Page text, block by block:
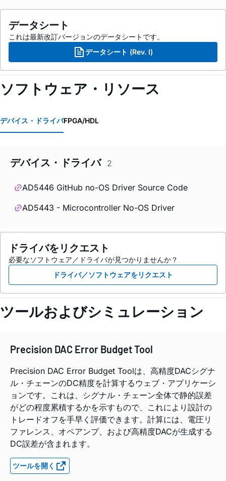
データシート
これは最新改訂バージョンのデータシートです。
データシート (Rev. I)
ソフトウェア・リソース
デバイス・ドライバFPGA/HDL
デバイス・ドライバ 2
AD5446 GitHub no-OS Driver Source Code
AD5443 - Microcontroller No-OS Driver
ドライバをリクエスト
必要なソフトウェア／ドライバが見つかりませんか？
ドライバ／ソフトウェアをリクエスト
ツールおよびシミュレーション
Precision DAC Error Budget Tool
Precision DAC Error Budget Toolは、高精度DACシグナ
ル・チェーンのDC精度を計算するウェブ・アプリケーシ
ョンです。これは、シグナル・チェーン全体で静的誤差
がどの程度累積するかを示すもので、これにより設計の
トレードオフを手早く評価できます。計算には、電圧リ
ファレンス、オペアンプ、および高精度DACが生成する
DC誤差が含まれます。
ツールを開く